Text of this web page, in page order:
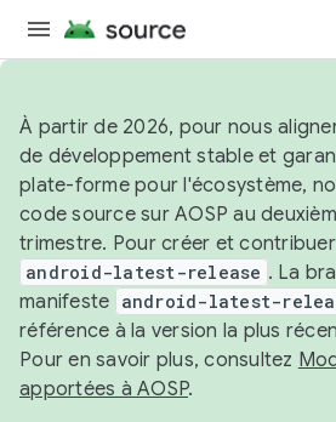
À partir de 2026, pour nous
de développement stable et
plate-forme pour l'écosystème,
code source sur AOSP au
trimestre. Pour créer et contribuer
android-latest-release . La
manifeste android-latest-
référence à la version la plus
Pour en savoir plus, consultez
apportées à AOSP.